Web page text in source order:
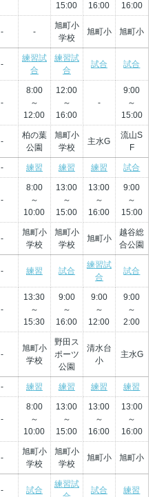
15:00
16:00
16:00
- -
旭町小
学校
旭町小 旭町小
-
練習試
合
練習試
合
試合 試合
-
8:00
～
12:00
12:00
～
16:00
-
9:00
～
15:00
-
柏の葉
公園
旭町小
学校
主水G
流山S
F
- 練習 練習 練習 試合
-
8:00
～
10:00
13:00
～
15:00
13:00
～
16:00
9:00
～
15:00
-
旭町小
学校
旭町小
学校
旭町小
越谷総
合公園
- 練習 試合
練習試
合
試合
-
13:30
～
15:30
9:00
～
16:00
9:00
～
12:00
9:00
～
2:00
-
旭町小
学校
野田ス
ポーツ
公園
清水台
小
主水G
- 練習 練習 練習 練習
-
8:00
～
10:00
13:00
～
15:00
13:00
～
16:00
13:00
～
16:00
-
旭町小
学校
旭町小
学校
旭町小 旭町小
- 試合
練習試
試合 練習